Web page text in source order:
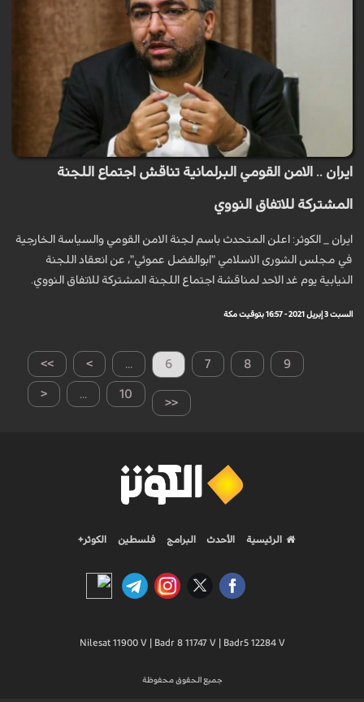
ايران .. الامن القومي البرلمانية تناقش اجتماع اللجنة
المشتركة للاتفاق النووي
ايران _ الكوثر: اعلن المتحدث باسم لجنة الامن القومي والسياسة الخارجية
في مجلس الشورى الاسلامي "ابوالفضل عموئي"، عن انعقاد اللجنة
النيابية يوم غد الاحد لمناقشة اجتماع اللجنة المشتركة للاتفاق النووي.
السبت 3 إبريل 2021 - 16:57 بتوقيت مكة
>> > ... 6 7 8 9
10
...
<
<<
الرئيسية الأحدث البرامج فلسطين الكوثر+
Nilesat 11900 V | Badr 8 11747 V | Badr5 12284 V
جميع الحقوق محفوظة